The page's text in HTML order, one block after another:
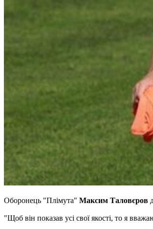
Оборонець "Плімута" Максим Таловєров
"Щоб він показав усі свої якості, то я